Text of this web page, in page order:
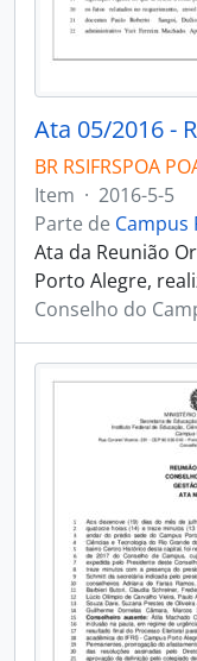
Ata 05/2016 -
BR RSIFRSPOA
Item · 2016-5-5
Parte de Campus
Ata da Reunião
Porto Alegre,
Conselho do